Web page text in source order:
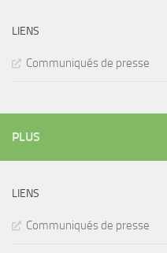
LIENS
Communiqués de presse
PLUS
LIENS
Communiqués de presse